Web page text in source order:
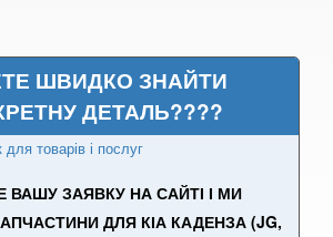
ШВИДКО ЗНАЙТИ
ДЕТАЛЬ????
товарів і послуг
ВАШУ ЗАЯВКУ НА САЙТІ І МИ
ДЛЯ КІА КАДЕНЗА (JG,